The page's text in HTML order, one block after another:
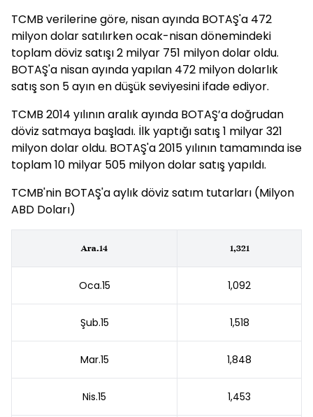
TCMB verilerine göre, nisan ayında BOTAŞ'a 472
milyon dolar satılırken ocak-nisan dönemindeki
toplam döviz satışı 2 milyar 751 milyon dolar oldu.
BOTAŞ'a nisan ayında yapılan 472 milyon dolarlık
satış son 5 ayın en düşük seviyesini ifade ediyor.
TCMB 2014 yılının aralık ayında BOTAŞ’a doğrudan
döviz satmaya başladı. İlk yaptığı satış 1 milyar 321
milyon dolar oldu. BOTAŞ'a 2015 yılının tamamında ise
toplam 10 milyar 505 milyon dolar satış yapıldı.
TCMB'nin BOTAŞ'a aylık döviz satım tutarları (Milyon
ABD Doları)
Ara.14 1,321
Oca.15 1,092
Şub.15 1,518
Mar.15 1,848
Nis.15 1,453